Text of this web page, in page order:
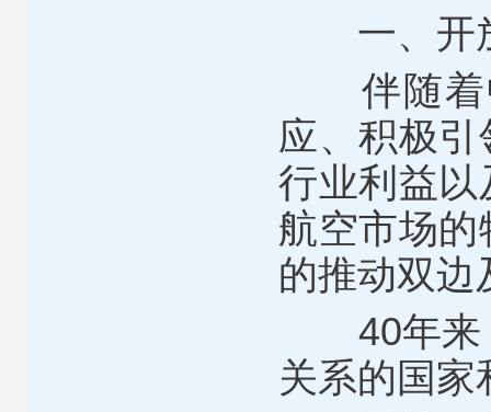
一、开放
伴随着中
应、积极
行业利益以
航空市场
的推动双边
40年来，
关系的国家